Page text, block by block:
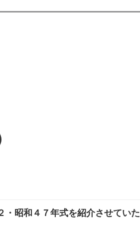
昭和４７年式を紹介させていた